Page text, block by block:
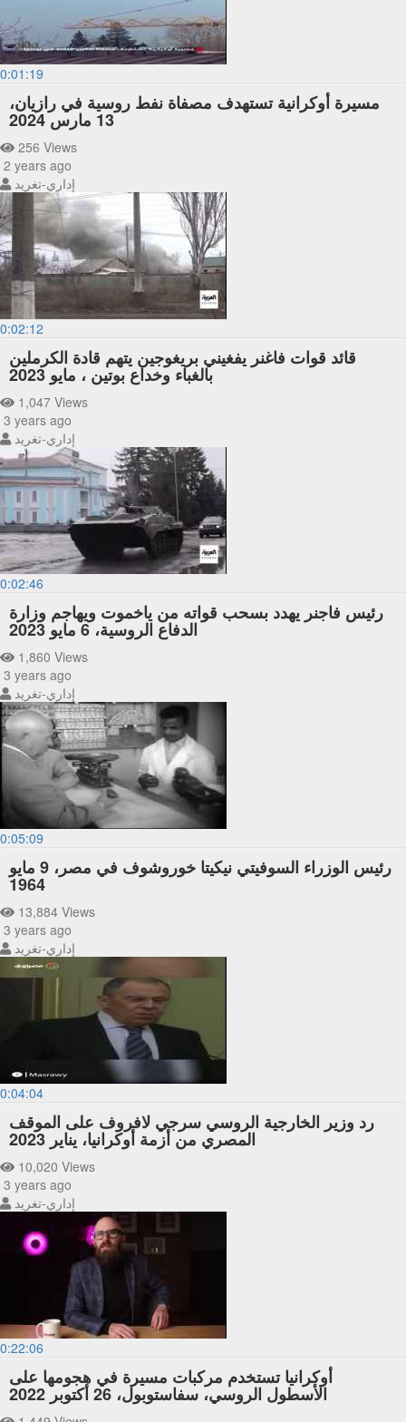
0:01:19
مسيرة أوكرانية تستهدف مصفاة نفط روسية في رازيان،
13 مارس 2024
256 Views
2 years ago
إداري-تغريد
0:02:12
قائد قوات فاغنر يفغيني بريغوجين يتهم قادة الكرملين
بالغباء وخداع بوتين ، مايو 2023
1,047 Views
3 years ago
إداري-تغريد
0:02:46
رئيس فاجنر يهدد بسحب قواته من ياخموت ويهاجم وزارة
الدفاع الروسية، 6 مايو 2023
1,860 Views
3 years ago
إداري-تغريد
0:05:09
رئيس الوزراء السوفيتي نيكيتا خوروشوف في مصر، 9 مايو
1964
13,884 Views
3 years ago
إداري-تغريد
0:04:04
رد وزير الخارجية الروسي سرجي لافروف على الموقف
المصري من أزمة أوكرانيا، يناير 2023
10,020 Views
3 years ago
إداري-تغريد
0:22:06
أوكرانيا تستخدم مركبات مسيرة في هجومها على
الأسطول الروسي، سفاستوبول، 26 أكتوبر 2022